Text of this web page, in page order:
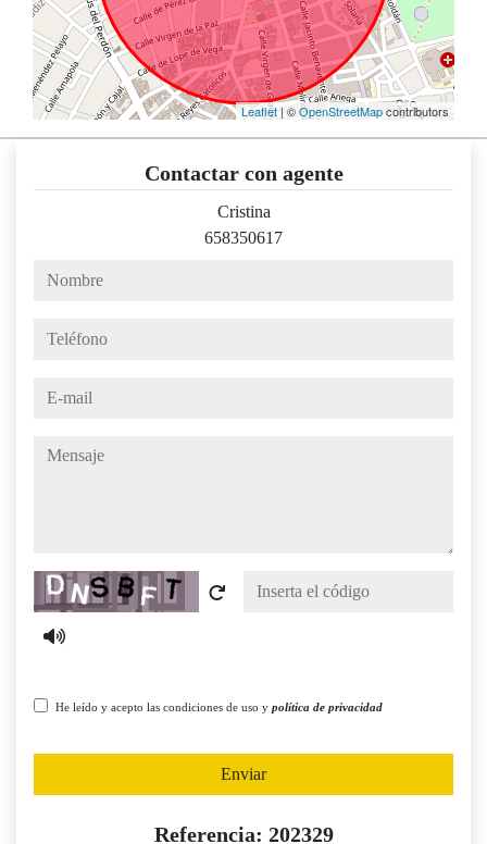
Leaflet| ©OpenStreetMapcontributors
Contactar con agente
Cristina
658350617
nombre
teléfono
e-mail
mensaje
Captcha
He leído y acepto las condiciones de uso y política de privacidad
Enviar
Referencia: 202329